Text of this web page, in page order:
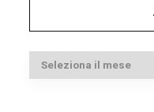
Archivi